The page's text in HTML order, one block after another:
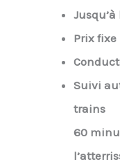
Prix fixe
Suivi
trains
60